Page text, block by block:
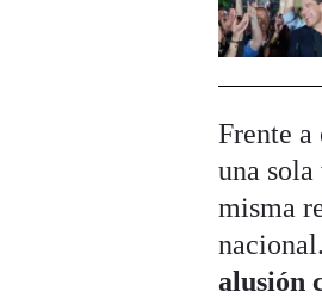
Frente a
una
misma
alusión